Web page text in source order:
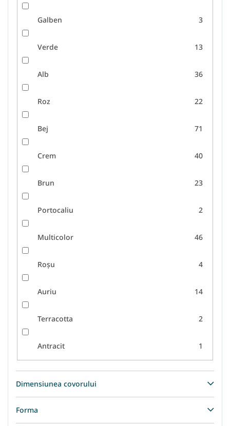
Galben 3
Verde 13
Alb 36
Roz 22
Bej 71
Crem 40
Brun 23
Portocaliu 2
Multicolor 46
Roșu 4
Auriu 14
Terracotta 2
Antracit 1
Dimensiunea covorului
Forma